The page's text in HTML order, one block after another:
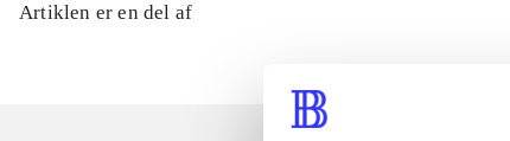
Artiklen er en del af